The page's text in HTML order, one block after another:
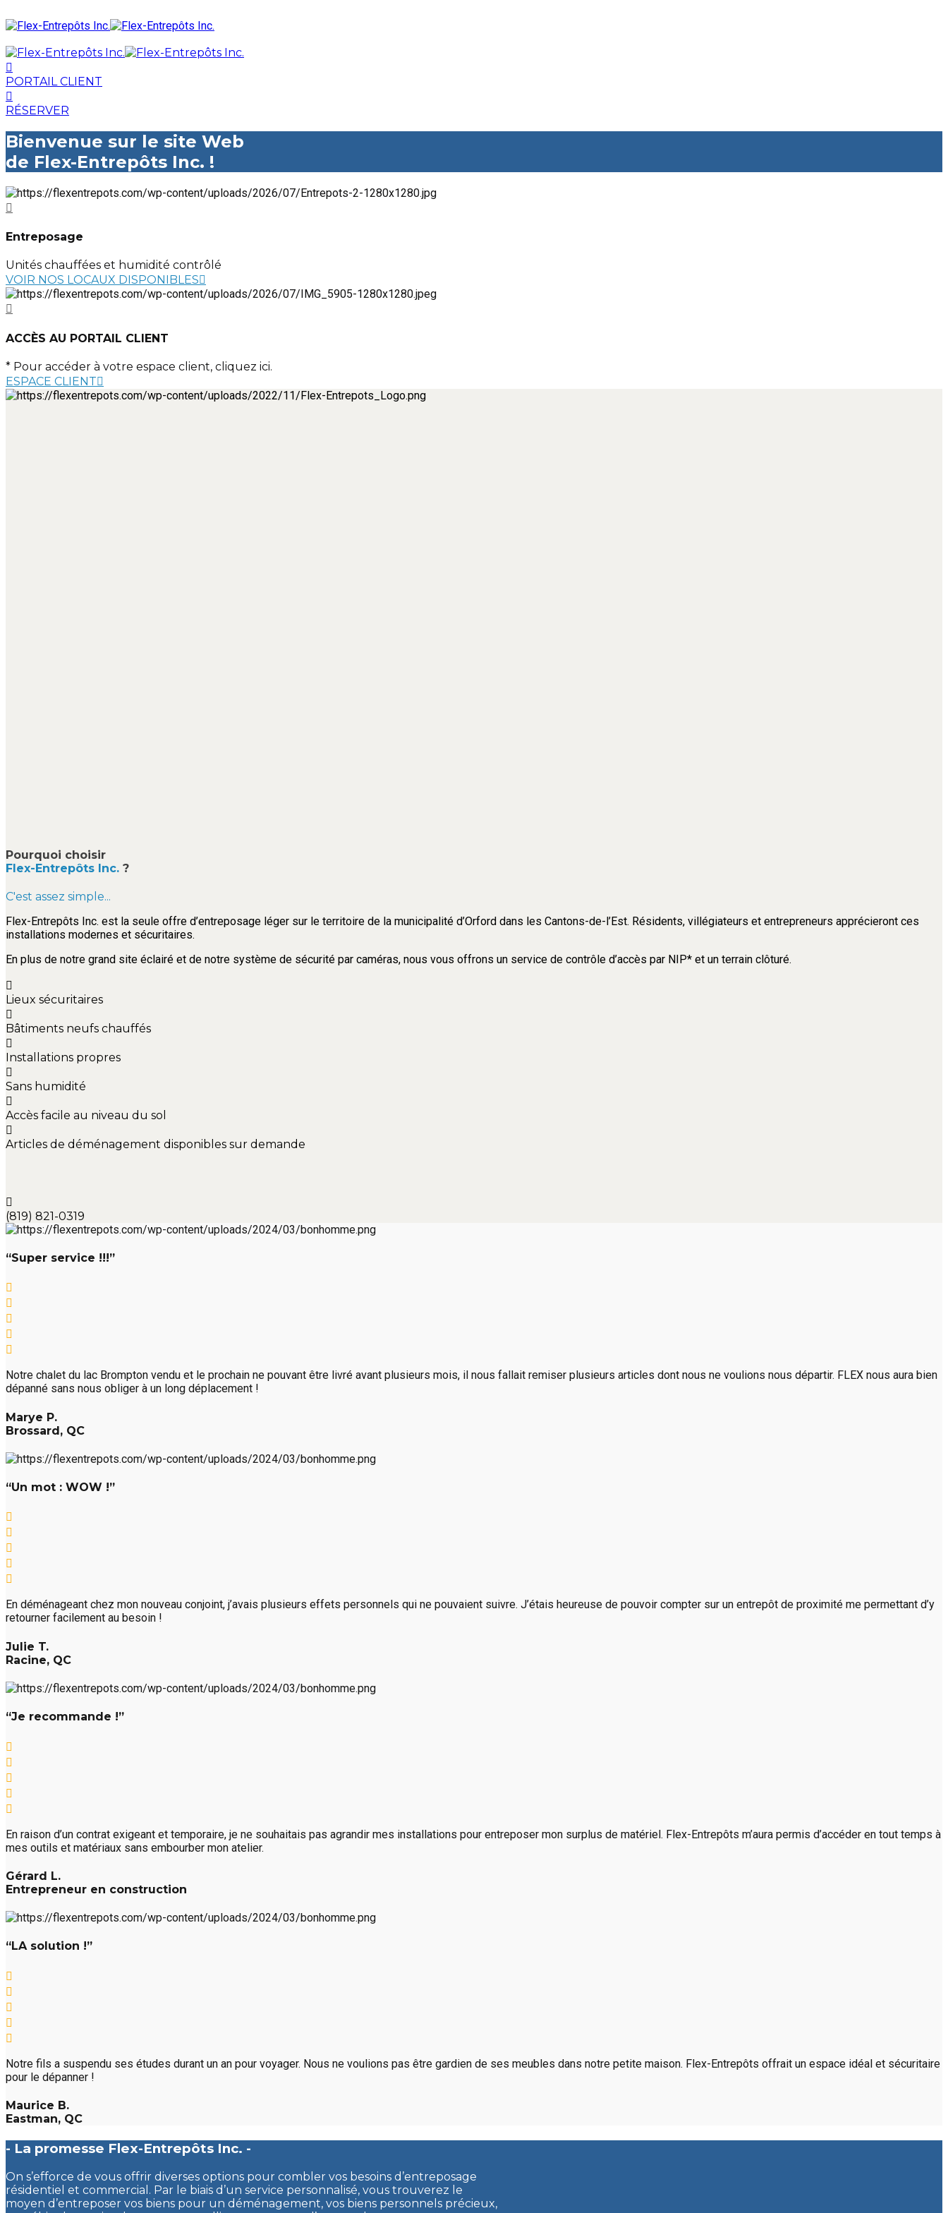
PORTAIL CLIENT
RÉSERVER
Bienvenue sur le site Web
de Flex-Entrepôts Inc. !
Entreposage
Unités chauffées et humidité contrôlé
VOIR NOS LOCAUX DISPONIBLES
ACCÈS AU PORTAIL CLIENT
* Pour accéder à votre espace client, cliquez ici.
ESPACE CLIENT
Pourquoi choisir
Flex-Entrepôts Inc. ?
C'est assez simple...
Flex-Entrepôts Inc. est la seule offre d’entreposage léger sur le territoire de la municipalité d’Orford dans les Cantons-de-l’Est. Résidents, villégiateurs et entrepreneurs apprécieront ces
installations modernes et sécuritaires.
En plus de notre grand site éclairé et de notre système de sécurité par caméras, nous vous offrons un service de contrôle d’accès par NIP* et un terrain clôturé.
Lieux sécuritaires
Bâtiments neufs chauffés
Installations propres
Sans humidité
Accès facile au niveau du sol
Articles de déménagement disponibles sur demande
(819) 821-0319
“Super service !!!”
Notre chalet du lac Brompton vendu et le prochain ne pouvant être livré avant plusieurs mois, il nous fallait remiser plusieurs articles dont nous ne voulions nous départir. FLEX nous aura bien
dépanné sans nous obliger à un long déplacement !
Marye P.
Brossard, QC
“Un mot : WOW !”
En déménageant chez mon nouveau conjoint, j’avais plusieurs effets personnels qui ne pouvaient suivre. J’étais heureuse de pouvoir compter sur un entrepôt de proximité me permettant d’y
retourner facilement au besoin !
Julie T.
Racine, QC
“Je recommande !”
En raison d’un contrat exigeant et temporaire, je ne souhaitais pas agrandir mes installations pour entreposer mon surplus de matériel. Flex-Entrepôts m’aura permis d’accéder en tout temps à
mes outils et matériaux sans embourber mon atelier.
Gérard L.
Entrepreneur en construction
“LA solution !”
Notre fils a suspendu ses études durant un an pour voyager. Nous ne voulions pas être gardien de ses meubles dans notre petite maison. Flex-Entrepôts offrait un espace idéal et sécuritaire
pour le dépanner !
Maurice B.
Eastman, QC
- La promesse Flex-Entrepôts Inc. -
On s’efforce de vous offrir diverses options pour combler vos besoins d’entreposage
résidentiel et commercial. Par le biais d’un service personnalisé, vous trouverez le
moyen d’entreposer vos biens pour un déménagement, vos biens personnels précieux,